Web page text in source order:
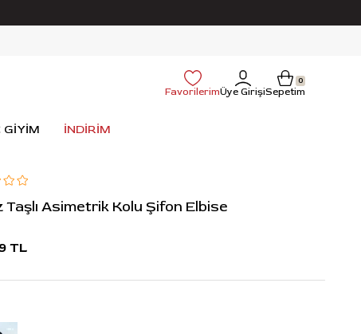
FavorilerimÜye GirişiSepetim
0
GİYİM İNDİRİM
Taşlı Asimetrik Kolu Şifon Elbise
TL